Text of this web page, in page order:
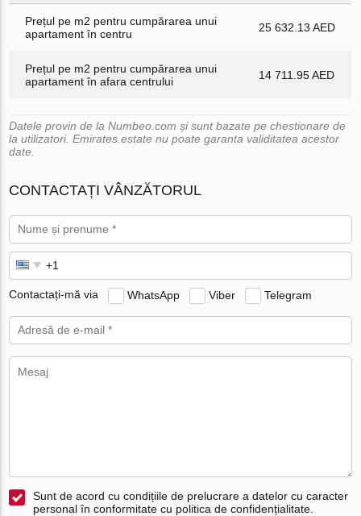
Prețul pe m2 pentru cumpărarea unui
apartament în centru
25 632.13 AED
Prețul pe m2 pentru cumpărarea unui
apartament în afara centrului
14 711.95 AED
Datele provin de la Numbeo.com și sunt bazate pe chestionare de
la utilizatori. Emirates.estate nu poate garanta validitatea acestor
date.
CONTACTAȚI VÂNZĂTORUL
Contactați-mă via WhatsApp Viber Telegram
Sunt de acord cu condițiile de prelucrare a datelor cu caracter
personal în conformitate cu politica de confidențialitate.